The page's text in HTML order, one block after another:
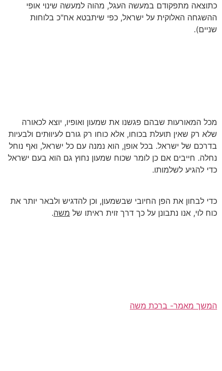
כתוצאה מתפקודם במעשה העגל, מהוה למעשה שינוי אופי
ההשגחה האלוקית על ישראל, כפי שיתבטא אח"כ בלוחות
שניים).
מכל המאורעות שבהם פגשנו את שמעון ואופיו, יוצא לכאורה
שלא רק שאין תועלת בכוחו, אלא כוחו רק גורם לעיווּתים ולבעיות
בדרכם של ישראל. בכל אופן, הוא נמנה עם כל ישראל, ואף נוחל
נחלה. חייבים אם כן לומר שכוח שמעון נחוץ גם הוא בעם ישראל
כדי להגיע לשלמותו.
כדי לבחון את הפן החיובי שבשמעון, וכן להדגיש ולבאר יותר את
כוח לוי, אנו נתבונן על כך דרך זוית ראיתו של משה.
המשך מאמר- ברכת משה